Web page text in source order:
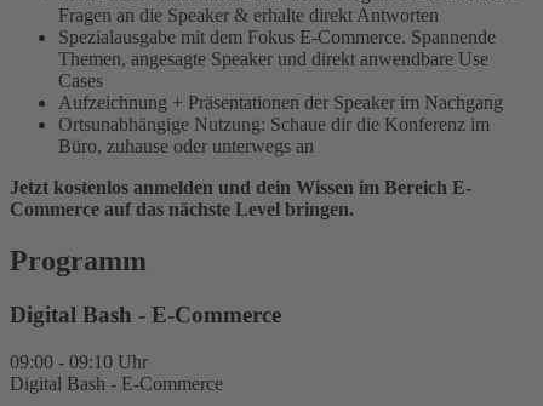
Fragen an die Speaker & erhalte direkt Antworten
Spezialausgabe mit dem Fokus E-Commerce. Spannende
Themen, angesagte Speaker und direkt anwendbare Use
Cases
Aufzeichnung + Präsentationen der Speaker im Nachgang
Ortsunabhängige Nutzung: Schaue dir die Konferenz im
Büro, zuhause oder unterwegs an
Jetzt kostenlos anmelden und dein Wissen im Bereich E-
Commerce auf das nächste Level bringen.
Programm
Digital Bash - E-Commerce
09:00 - 09:10 Uhr
Digital Bash - E-Commerce